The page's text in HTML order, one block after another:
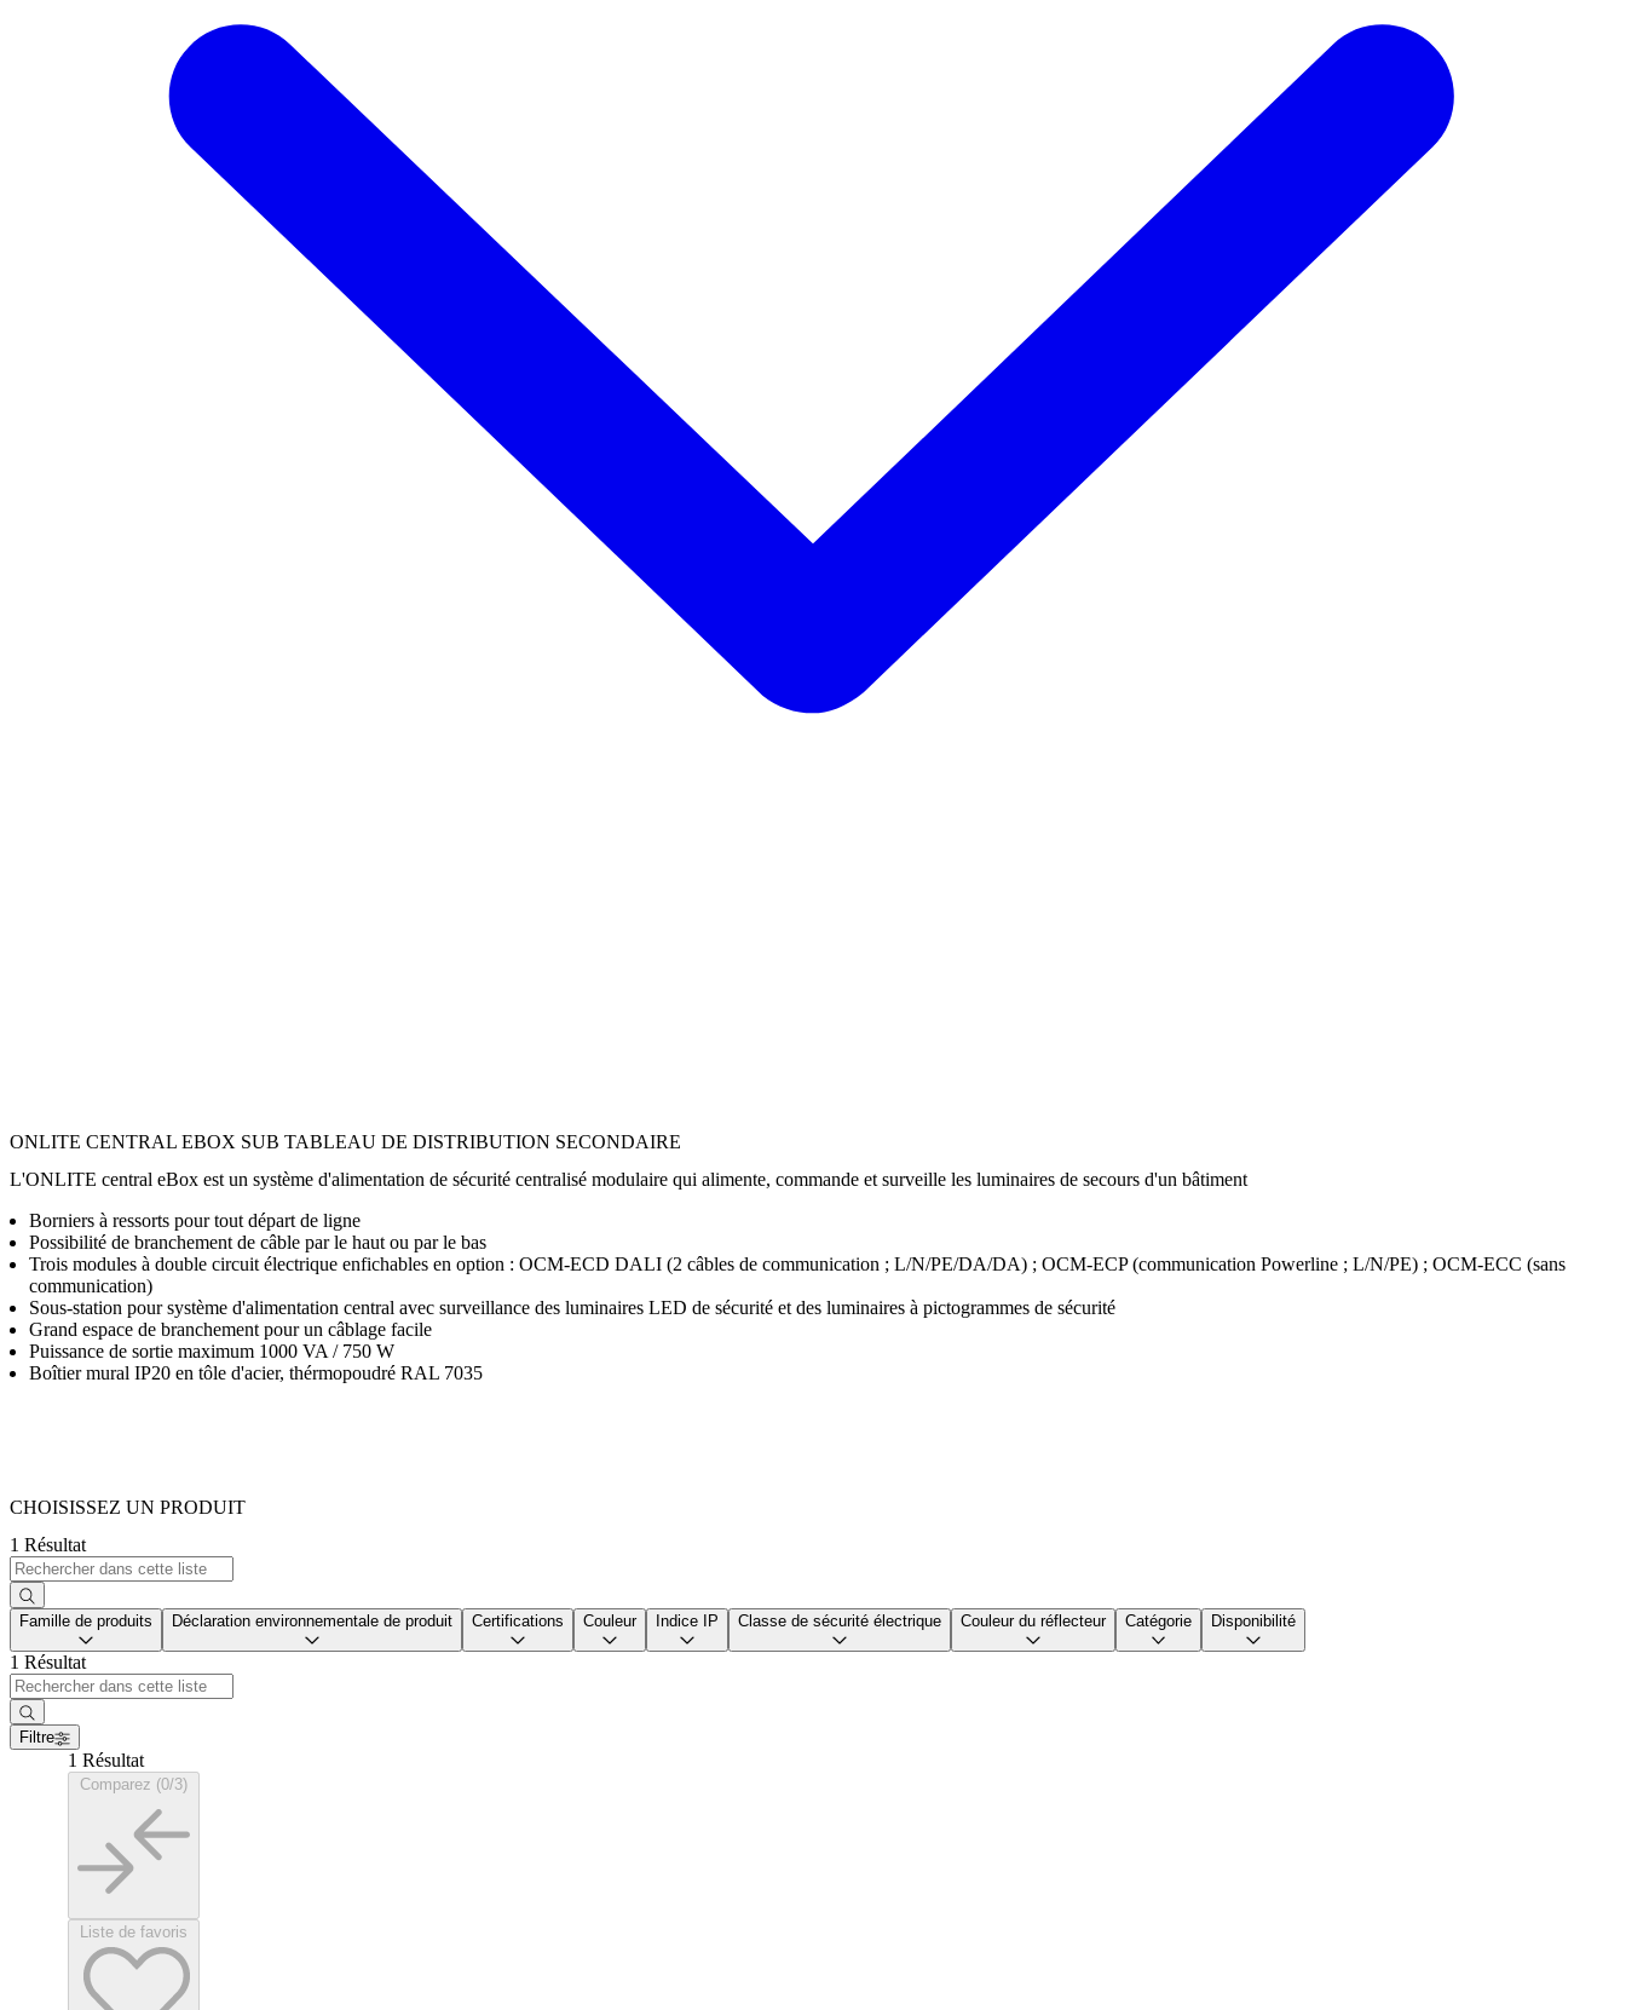
ONLITE CENTRAL EBOX SUB TABLEAU DE DISTRIBUTION SECONDAIRE
L'ONLITE central eBox est un système d'alimentation de sécurité centralisé modulaire qui alimente, commande et surveille les luminaires de secours d'un bâtiment
Borniers à ressorts pour tout départ de ligne
Possibilité de branchement de câble par le haut ou par le bas
Trois modules à double circuit électrique enfichables en option : OCM-ECD DALI (2 câbles de communication ; L/N/PE/DA/DA) ; OCM-ECP (communication Powerline ; L/N/PE) ; OCM-ECC (sans
communication)
Sous-station pour système d'alimentation central avec surveillance des luminaires LED de sécurité et des luminaires à pictogrammes de sécurité
Grand espace de branchement pour un câblage facile
Puissance de sortie maximum 1000 VA / 750 W
Boîtier mural IP20 en tôle d'acier, thérmopoudré RAL 7035
CHOISISSEZ UN PRODUIT
1 Résultat
Famille de produits Déclaration environnementale de produit Certifications Couleur Indice IP Classe de sécurité électrique Couleur du réflecteur Catégorie Disponibilité
1 Résultat
Filtre
1 Résultat